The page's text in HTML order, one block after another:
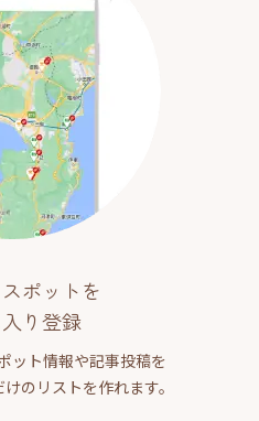
ポットを
り登録
ット情報や記事投稿を
のリストを作れます。